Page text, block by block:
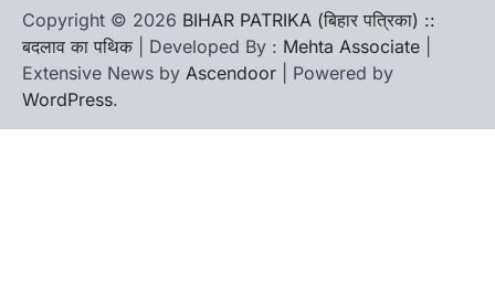
Copyright © 2026 BIHAR PATRIKA (बिहार पत्रिका) ::
बदलाव का पथिक | Developed By : Mehta Associate
Extensive News by Ascendoor | Powered by
WordPress.